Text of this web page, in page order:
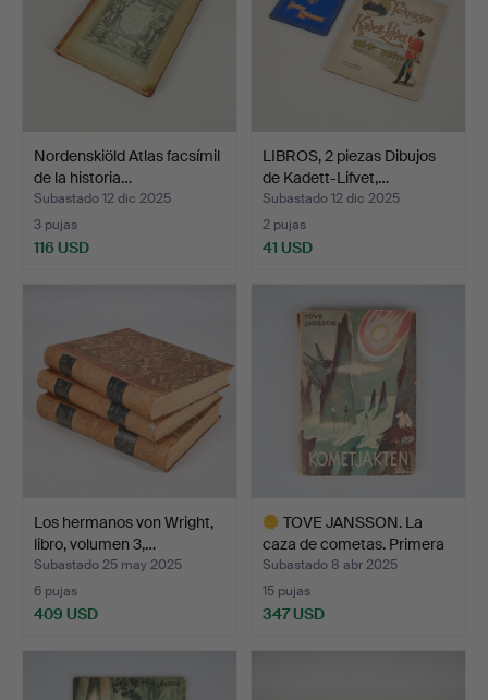
Nordenskiöld Atlas facsímil
de la historia…
Subastado 12 dic 2025
3 pujas
116 USD
LIBROS, 2 piezas Dibujos
de Kadett-Lifvet,…
Subastado 12 dic 2025
2 pujas
41 USD
Los hermanos von Wright,
libro, volumen 3,…
Subastado 25 may 2025
6 pujas
409 USD
TOVE JANSSON. La
caza de cometas. Primera
…
Subastado 8 abr 2025
15 pujas
347 USD